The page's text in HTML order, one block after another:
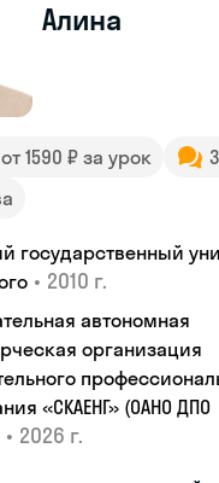
Алина
от 1590 ₽ за урок
государственный
• 2010 г.
автономная
организация
«СКАЕНГ» (ОАНО ДПО
• 2026 г.